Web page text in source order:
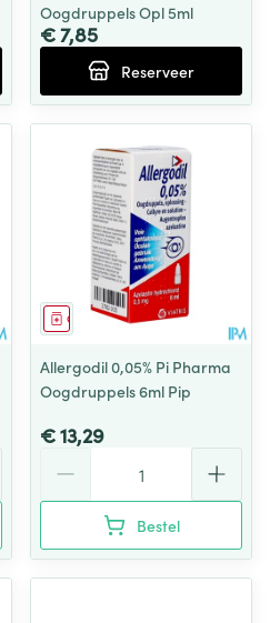
Oogdruppels Opl 5ml
€ 7,85
Reserveer
Geneesmiddel
Allergodil 0,05% Pi Pharma
Oogdruppels 6ml Pip
€ 13,29
Bestel